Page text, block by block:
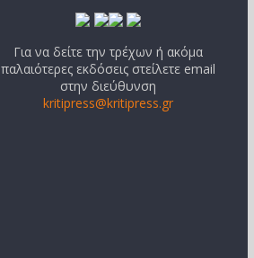
Για να δείτε την τρέχων ή ακόμα
παλαιότερες εκδόσεις στείλετε email
στην διεύθυνση
kritipress@kritipress.gr